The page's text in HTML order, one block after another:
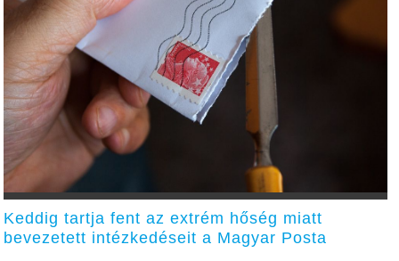
Keddig tartja fent az extrém hőség miatt
bevezetett intézkedéseit a Magyar Posta